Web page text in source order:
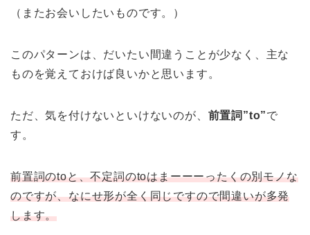
（またお会いしたいものです。）
このパターンは、だいたい間違うことが少なく、主な
ものを覚えておけば良いかと思います。
ただ、気を付けないといけないのが、 前置詞”to”で
す。
前置詞のtoと、不定詞のtoはまーーーったくの別モノな
のですが、なにせ形が全く同じですので間違いが多発
します。